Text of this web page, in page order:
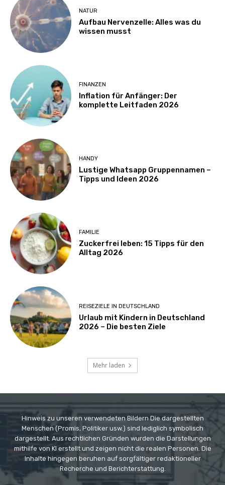
NATUR
Aufbau Nervenzelle: Alles was du
wissen musst
FINANZEN
Inflation für Anfänger: Der
komplette Leitfaden 2026
HANDY
Lustige Whatsapp Gruppennamen –
Tipps und Ideen 2026
FAMILIE
Zuckerfrei leben: 15 Tipps für den
Alltag 2026
REISEZIELE IN DEUTSCHLAND
Urlaub mit Kindern in Deutschland
2026 – Die besten Ziele
Mehr laden
Hinweis zu unseren verwendeten Bildern Die dargestellten
Menschen (Promis, Politiker usw.) sind lediglich symbolisch
dargestellt. Aus rechtlichen Gründen wurden die Darstellungen
mithilfe von KI erstellt und zeigen nicht die realen Personen. Die
Inhalte hingegen beruhen auf sorgfältiger redaktioneller
Recherche und Berichterstattung.